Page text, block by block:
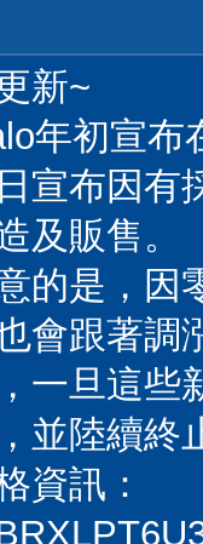
新~
年初宣布
宣布因有
及販售。
的是，因
會跟著調
一旦這些
並陸續終
資訊：